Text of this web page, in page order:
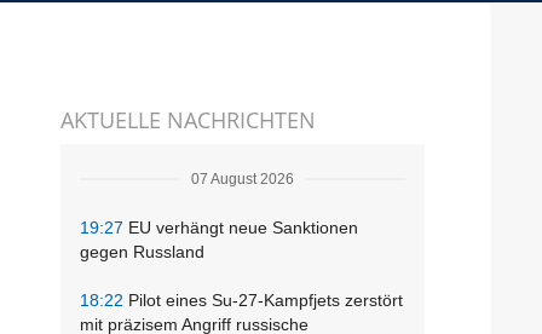
Abonnement
AKTUELLE NACHRICHTEN
07 August 2026
19:27 EU verhängt neue Sanktionen
gegen Russland
18:22 Pilot eines Su-27-Kampfjets zerstört
mit präzisem Angriff russische